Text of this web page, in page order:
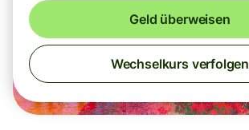
Geld überweisen
Wechselkurs verfolgen